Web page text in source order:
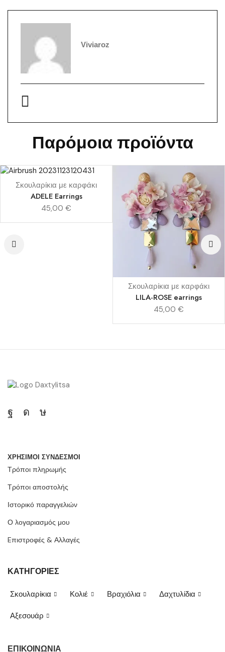
Viviaroz
Παρόμοια προϊόντα
Σκουλαρίκια με καρφάκι
ADELE Earrings
45,00 €
Σκουλαρίκια με καρφάκι
LILA-ROSE earrings
45,00 €
ΧΡΗΣΙΜΟΙ ΣΥΝΔΕΣΜΟΙ
Τρόποι πληρωμής
Τρόποι αποστολής
Ιστορικό παραγγελιών
Ο λογαριασμός μου
Eπιστροφές & Αλλαγές
ΚΑΤΗΓΟΡΙΕΣ
Σκουλαρίκια Κολιέ Βραχιόλια Δαχτυλίδια
Αξεσουάρ
ΕΠΙΚΟΙΝΩΝΙΑ